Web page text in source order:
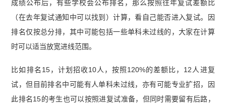
成绩公布后，有些学校会公布排名，那么按照往年复试差额比
（在去年复试通知中可以找到）计算，看自己能否进入复试。因
排名仅按总分排，其中可能包括一些单科未过线的，大家在计算
时可以适当放宽进线范围。
比如排名15，计划招收10人，按照120%的差额比，12人进复
试，但目前排名中可能有人单科未过线，亦有可能专业扩招，因
此排名15的考生也可以按照进复试准备，但同时需要留有后路，